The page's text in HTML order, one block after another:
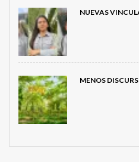
NUEVAS
MENOS